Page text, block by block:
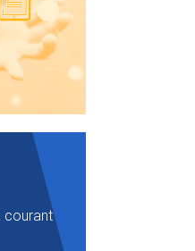
courant